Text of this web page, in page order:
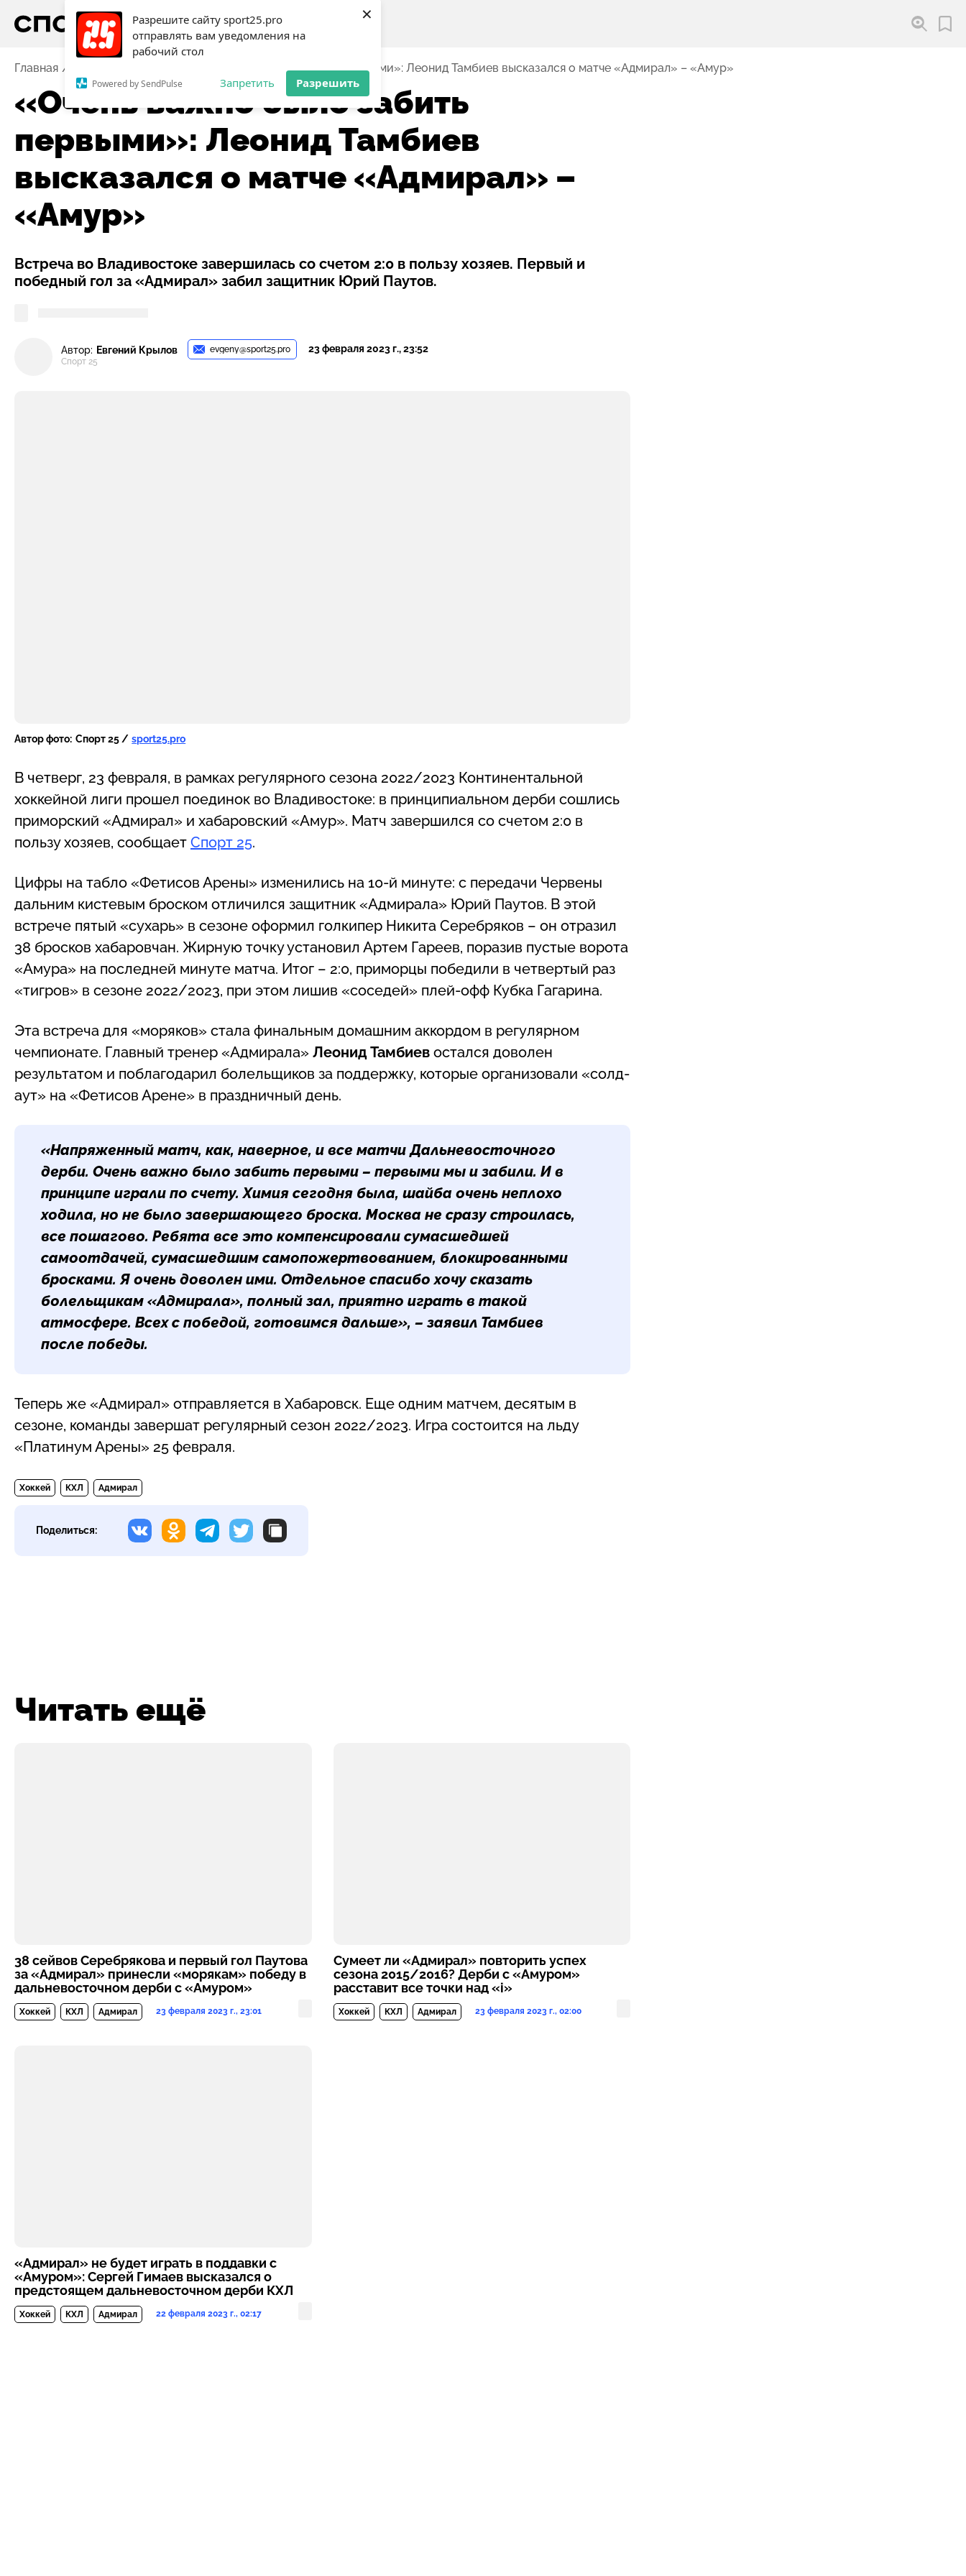
Разрешите сайту sport25.pro
отправлять вам уведомления на
рабочий стол
Powered by SendPulse Запретить Разрешить
×
Главная «Очень важно было забить первыми»: Леонид Тамбиев высказался о матче «Адмирал» – «Амур»
«Очень важно было забить
первыми»: Леонид Тамбиев
высказался о матче «Адмирал» –
«Амур»
Встреча во Владивостоке завершилась со счетом 2:0 в пользу хозяев. Первый и
победный гол за «Адмирал» забил защитник Юрий Паутов.
Автор: Евгений Крылов
Спорт 25
evgeny@sport25.pro 23 февраля 2023 г., 23:52
Автор фото: Спорт 25 / sport25.pro
В четверг, 23 февраля, в рамках регулярного сезона 2022/2023 Континентальной
хоккейной лиги прошел поединок во Владивостоке: в принципиальном дерби сошлись
приморский «Адмирал» и хабаровский «Амур». Матч завершился со счетом 2:0 в
пользу хозяев, сообщает Спорт 25.
Цифры на табло «Фетисов Арены» изменились на 10-й минуте: с передачи Червены
дальним кистевым броском отличился защитник «Адмирала» Юрий Паутов. В этой
встрече пятый «сухарь» в сезоне оформил голкипер Никита Серебряков – он отразил
38 бросков хабаровчан. Жирную точку установил Артем Гареев, поразив пустые ворота
«Амура» на последней минуте матча. Итог – 2:0, приморцы победили в четвертый раз
«тигров» в сезоне 2022/2023, при этом лишив «соседей» плей-офф Кубка Гагарина.
Эта встреча для «моряков» стала финальным домашним аккордом в регулярном
чемпионате. Главный тренер «Адмирала» Леонид Тамбиев остался доволен
результатом и поблагодарил болельщиков за поддержку, которые организовали «солд-
аут» на «Фетисов Арене» в праздничный день.
«Напряженный матч, как, наверное, и все матчи Дальневосточного
дерби. Очень важно было забить первыми – первыми мы и забили. И в
принципе играли по счету. Химия сегодня была, шайба очень неплохо
ходила, но не было завершающего броска. Москва не сразу строилась,
все пошагово. Ребята все это компенсировали сумасшедшей
самоотдачей, сумасшедшим самопожертвованием, блокированными
бросками. Я очень доволен ими. Отдельное спасибо хочу сказать
болельщикам «Адмирала», полный зал, приятно играть в такой
атмосфере. Всех с победой, готовимся дальше», – заявил Тамбиев
после победы.
Теперь же «Адмирал» отправляется в Хабаровск. Еще одним матчем, десятым в
сезоне, команды завершат регулярный сезон 2022/2023. Игра состоится на льду
«Платинум Арены» 25 февраля.
Хоккей КХЛ Адмирал
Поделиться:
Читать ещё
38 сейвов Серебрякова и первый гол Паутова
за «Адмирал» принесли «морякам» победу в
дальневосточном дерби с «Амуром»
Хоккей КХЛ Адмирал 23 февраля 2023 г., 23:01
Сумеет ли «Адмирал» повторить успех
сезона 2015/2016? Дерби с «Амуром»
расставит все точки над «i»
Хоккей КХЛ Адмирал 23 февраля 2023 г., 02:00
«Адмирал» не будет играть в поддавки с
«Амуром»: Сергей Гимаев высказался о
предстоящем дальневосточном дерби КХЛ
Хоккей КХЛ Адмирал 22 февраля 2023 г., 02:17